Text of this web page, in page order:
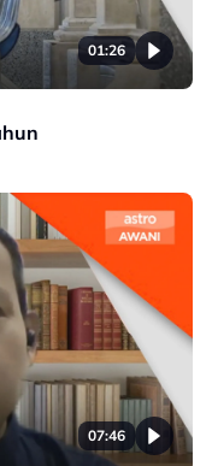
01:26
07:46